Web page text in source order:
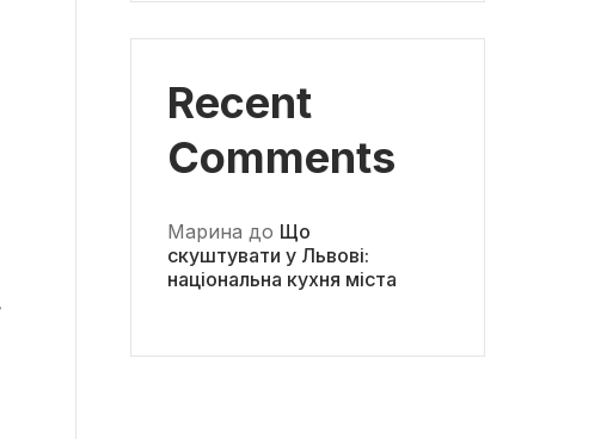
Recent
Comments
Марина до Що
скуштувати у Львові:
національна кухня міста